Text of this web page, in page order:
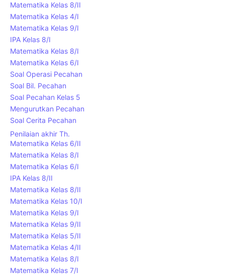
Matematika Kelas 8/II
Matematika Kelas 4/I
Matematika Kelas 9/I
IPA Kelas 8/I
Matematika Kelas 8/I
Matematika Kelas 6/I
Soal Operasi Pecahan
Soal Bil. Pecahan
Soal Pecahan Kelas 5
Mengurutkan Pecahan
Soal Cerita Pecahan
Penilaian akhir Th.
Matematika Kelas 6/II
Matematika Kelas 8/I
Matematika Kelas 6/I
IPA Kelas 8/II
Matematika Kelas 8/II
Matematika Kelas 10/I
Matematika Kelas 9/I
Matematika Kelas 9/II
Matematika Kelas 5/II
Matematika Kelas 4/II
Matematika Kelas 8/I
Matematika Kelas 7/I